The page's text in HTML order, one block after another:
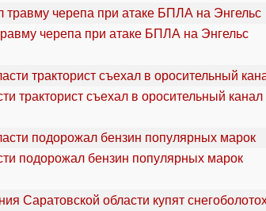
черепа при атаке БПЛА на Энгельс
тракторист съехал в оросительный канал
подорожал бензин популярных марок